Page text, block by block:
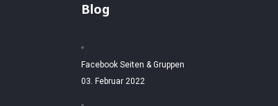
Blog
Facebook Seiten & Gruppen
03. Februar 2022